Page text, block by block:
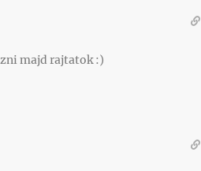
majd rajtatok :)